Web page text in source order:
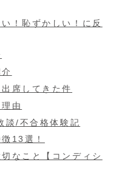
！恥ずかしい！に反
席してきた件
由
談/不合格体験記
13選！
なこと【コンディシ